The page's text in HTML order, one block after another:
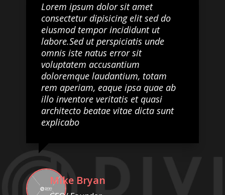
Lorem ipsum dolor sit amet
consectetur dipisicing elit sed do
eiusmod tempor incididunt ut
labore.Sed ut perspiciatis unde
omnis iste natus error sit
voluptatem accusantium
doloremque laudantium, totam
rem aperiam, eaque ipsa quae ab
illo inventore veritatis et quasi
architecto beatae vitae dicta sunt
explicabo
Mike Bryan